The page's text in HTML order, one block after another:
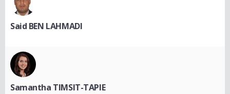
Said BEN LAHMADI
Samantha TIMSIT-TAPIE